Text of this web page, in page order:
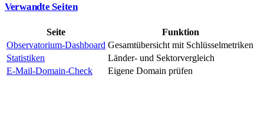
Verwandte Seiten
Seite
Funktion
Observatorium-Dashboard Gesamtübersicht mit Schlüsselmetriken
Statistiken
Länder- und Sektorvergleich
E-Mail-Domain-Check
Eigene Domain prüfen